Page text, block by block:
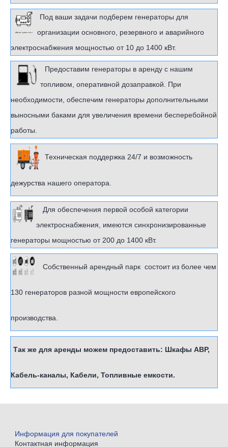
Под ваши задачи подберем генераторы для
организации основного, резервного и аварийного
электроснабжения мощностью от 10 до 1400 кВт.
Предоставим генераторы в аренду с нашим
топливом, оперативной дозаправкой. При
необходимости, обеспечим генераторы дополнительными
выносными баками для увеличения времени бесперебойной
работы.
Техническая поддержка 24/7 и возможность
дежурства нашего оператора.
Для обеспечения первой особой категории
электроснабжения, имеются синхронизированные
генераторы мощностью от 200 до 1400 кВт.
Собственный арендный парк состоит из более чем
130 генераторов разной мощности европейского
производства.
Так же для аренды можем предоставить: Шкафы АВР,
Кабель-каналы, Кабели, Топливные емкости.
Информация для покупателей
Контактная информация